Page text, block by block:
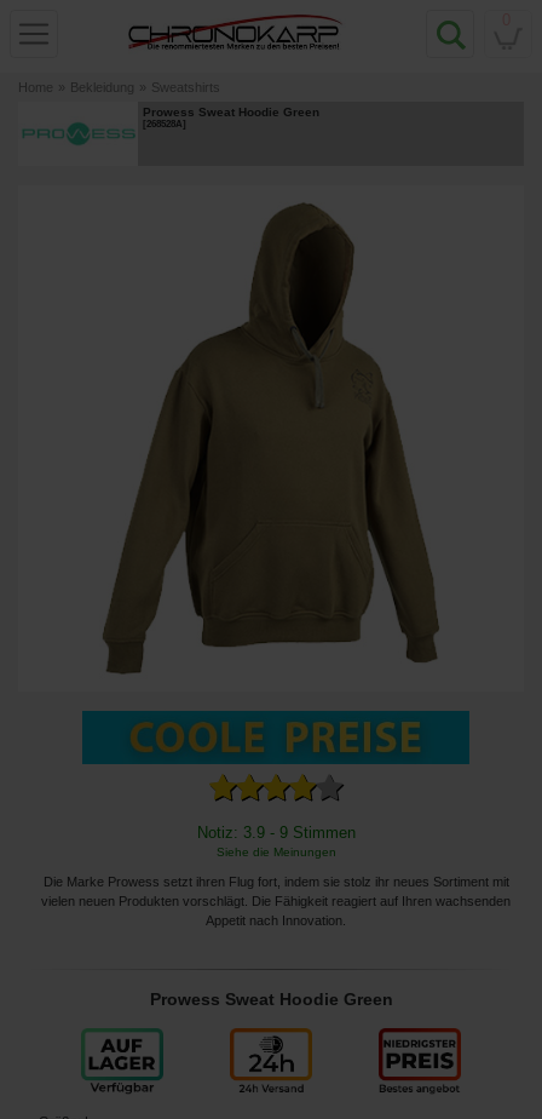
Home » Bekleidung » Sweatshirts
Prowess Sweat Hoodie Green
[268528A]
Notiz: 3.9 - 9 Stimmen
Siehe die Meinungen
Die Marke Prowess setzt ihren Flug fort, indem sie stolz ihr neues Sortiment mit
vielen neuen Produkten vorschlägt. Die Fähigkeit reagiert auf Ihren wachsenden
Appetit nach Innovation.
Prowess Sweat Hoodie Green